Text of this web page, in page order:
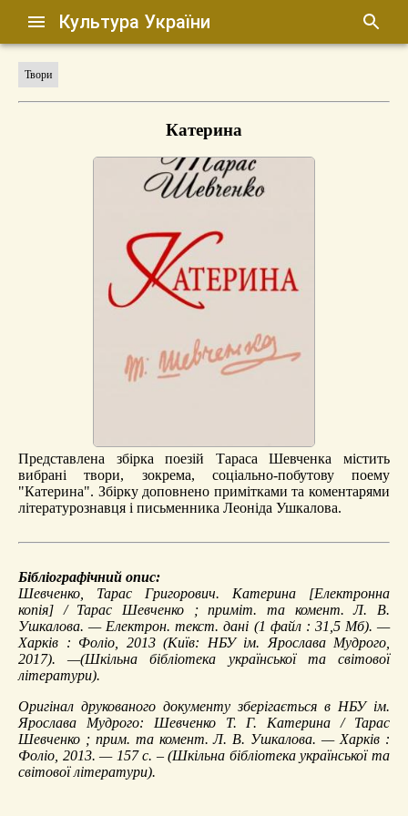
Культура України
Твори
Катерина
Представлена збірка поезій Тараса Шевченка містить
вибрані твори, зокрема, соціально-побутову поему
"Катерина". Збірку доповнено примітками та коментарями
літературознавця і письменника Леоніда Ушкалова.
Бібліографічний опис:
Шевченко, Тарас Григорович. Катерина [Електронна
копія] / Тарас Шевченко ; приміт. та комент. Л. В.
Ушкалова. — Електрон. текст. дані (1 файл : 31,5 Мб). —
Харків : Фоліо, 2013 (Київ: НБУ ім. Ярослава Мудрого,
2017). —(Шкільна бібліотека української та світової
літератури).
Оригінал друкованого документу зберігається в НБУ ім.
Ярослава Мудрого: Шевченко Т. Г. Катерина / Тарас
Шевченко ; прим. та комент. Л. В. Ушкалова. — Харків :
Фоліо, 2013. — 157 с. – (Шкільна бібліотека української та
світової літератури).